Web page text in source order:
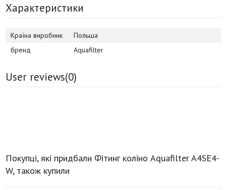
Характеристики
Країна виробник
Польша
бренд
Aquafilter
User reviews(0)
Покупці, які придбали Фітинг коліно Aquafilter A4SE4-
W, також купили